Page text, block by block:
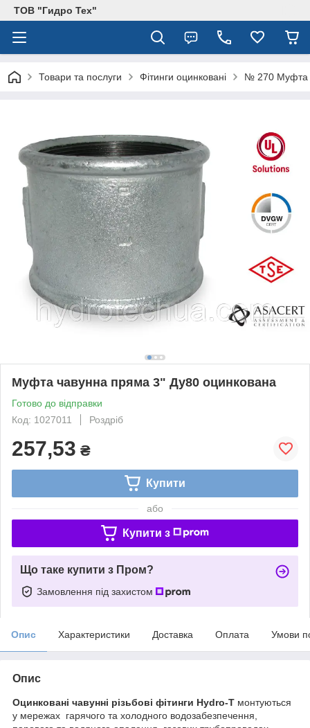
ТОВ "Гидро Тех"
Товари та послуги Фітинги оцинковані № 270 Муфта
Муфта чавунна пряма 3" Ду80 оцинкована
Готово до відправки
Код: 1027011
Роздріб
257,53 ₴
Купити
або
Купити з
Що таке купити з Пром?
Замовлення під захистом
Опис Характеристики Доставка Оплата Умови
Опис
Оцинковані чавунні різьбові фітинги Hydro-T монтуються
у мережах гарячого та холодного водозабезпечення,